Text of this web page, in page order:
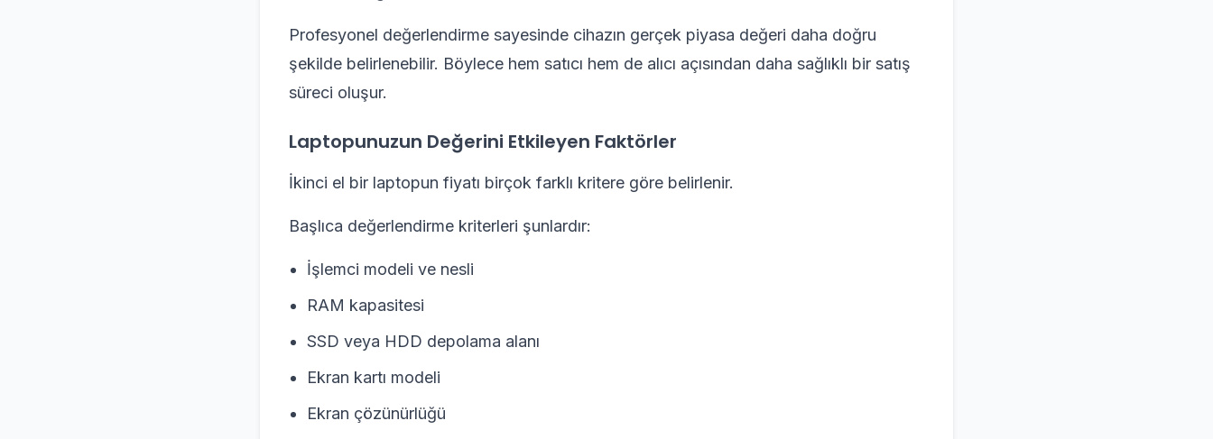
Profesyonel değerlendirme sayesinde cihazın gerçek piyasa değeri daha doğru
şekilde belirlenebilir. Böylece hem satıcı hem de alıcı açısından daha sağlıklı bir satış
süreci oluşur.
Laptopunuzun Değerini Etkileyen Faktörler
İkinci el bir laptopun fiyatı birçok farklı kritere göre belirlenir.
Başlıca değerlendirme kriterleri şunlardır:
İşlemci modeli ve nesli
RAM kapasitesi
SSD veya HDD depolama alanı
Ekran kartı modeli
Ekran çözünürlüğü